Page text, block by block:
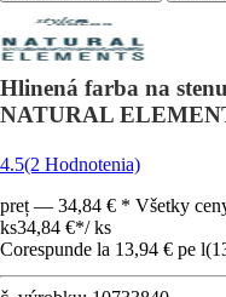
Hlinená farba na
NATURAL
4.5(2 Hodnotenia)
preț — 34,84 € * Všetky
ks34,84 €*/ ks
Corespunde la 13,94 € pe l(